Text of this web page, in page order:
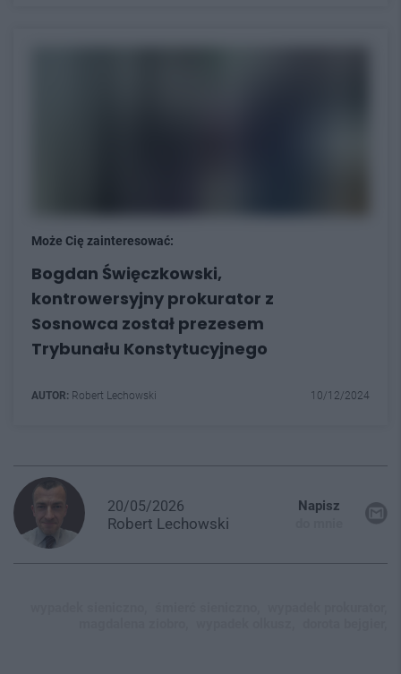
Może Cię zainteresować:
Bogdan Święczkowski,
kontrowersyjny prokurator z
Sosnowca został prezesem
Trybunału Konstytucyjnego
AUTOR: Robert Lechowski 10/12/2024
20/05/2026
Robert Lechowski
Napisz